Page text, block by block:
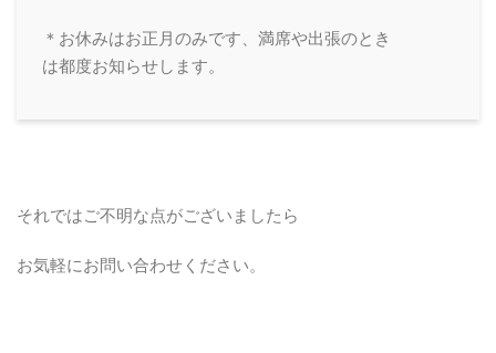
＊お休みはお正月のみです、満席や出張のとき
は都度お知らせします。
それではご不明な点がございましたら
お気軽にお問い合わせください。